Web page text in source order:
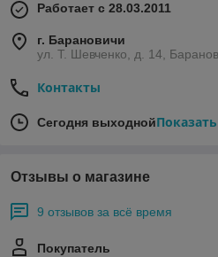
Работает с 28.03.2011
г. Барановичи
ул. Т. Шевченко, д. 14,
Контакты
Сегодня выходной
Отзывы о магазине
9 отзывов за всё время
Покупатель